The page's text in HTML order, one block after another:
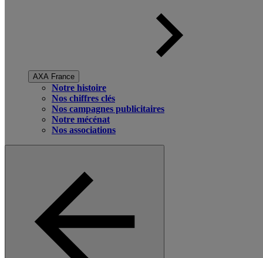
AXA France
Notre histoire
Nos chiffres clés
Nos campagnes publicitaires
Notre mécénat
Nos associations